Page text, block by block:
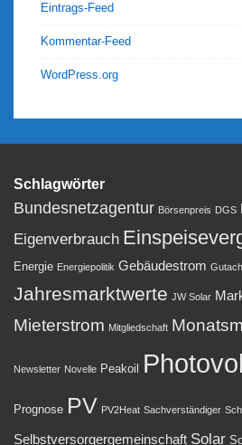
Eintrags-Feed
Kommentar-Feed
WordPress.org
Schlagwörter
Bundesnetzagentur Börsenpreis DGS
Eigenverbrauch
Energie Energiepolitik Gebäudestrom
Jahresmarktwerte JW Solar
Mieterstrom Mitgliedschaft
Newsletter Novelle Peakoil
Prognose PV PV2Heat Sachverständiger
Selbstversorgergemeinschaft Solar